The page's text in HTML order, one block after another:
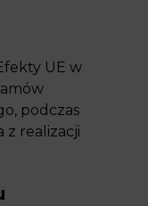
UE w
podczas
realizacji